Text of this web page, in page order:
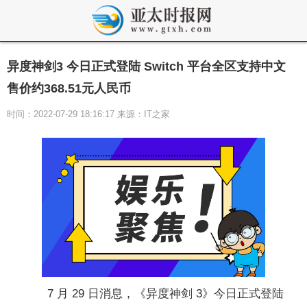
异度神剑3 今日正式登陆 Switch 平台全区支持中文
售价约368.51元人民币
时间：2022-07-29 18:16:17 来源：IT之家
7 月 29 日消息，《异度神剑 3》今日正式登陆